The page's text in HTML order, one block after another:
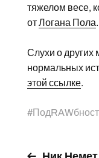
тяжелом весе,
отЛогана Пола.
Слухи о других
нормальных
этой ссылке.
#